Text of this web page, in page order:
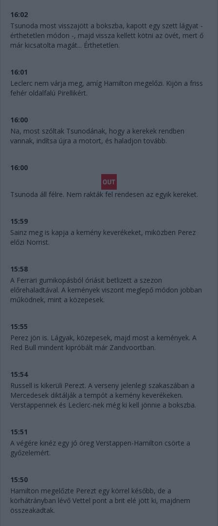
16:02
Tsunoda most visszajött a bokszba, kapott egy szett lágyat -
érthetetlen módon -, majd vissza kellett kötni az övét, mert ő
már kicsatolta magát... Érthetetlen.
16:01
Leclerc nem várja meg, amíg Hamilton megelőzi. Kijön a friss
fehér oldalfalú Pirellikért.
16:00
Na, most szóltak Tsunodának, hogy a kerekek rendben
vannak, indítsa újra a motort, és haladjon tovább.
16:00
Tsunoda áll félre. Nem rakták fel rendesen az egyik kereket.
15:59
Sainz meg is kapja a kemény keverékeket, miközben Perez
előzi Norrist.
15:58
A Ferrari gumikopásból óriásit betlizett a szezon
előrehaladtával. A kemények viszont meglepő módon jobban
működnek, mint a közepesek.
15:55
Perez jön is. Lágyak, közepesek, majd most a kemények. A
Red Bull mindent kipróbált már Zandvoortban.
15:54
Russell is kikerüli Perezt. A verseny jelenlegi szakaszában a
Mercedesek diktálják a tempót a kemény keverékeken.
Verstappennek és Leclerc-nek még ki kell jönnie a bokszba.
15:51
A végére kinéz egy jó öreg Verstappen-Hamilton csörte a
győzelemért.
15:50
Hamilton megelőzte Perezt egy körrel később, de a
körhátrányban lévő Vettel pont a brit elé jött ki, majdnem
összeakadtak.